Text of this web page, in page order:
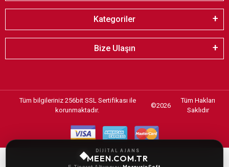
Kategoriler
Bize Ulaşın
Tüm bilgileriniz 256bit SSL Sertifikası ile
korunmaktadır.
©2026
Tüm Hakları
Saklıdır
DİJİTAL AJANS
MEEN.COM.TR